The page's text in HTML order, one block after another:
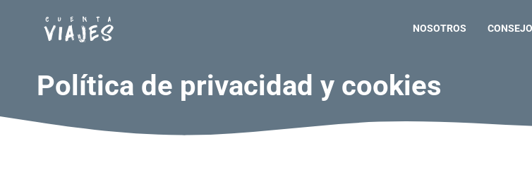
NOSOTROS
Política de privacidad y cookies